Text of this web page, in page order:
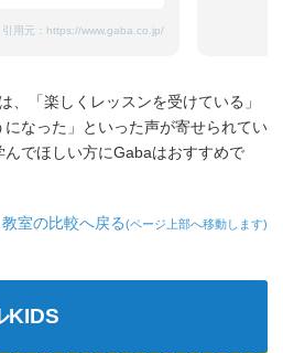
引用元： https://www.gaba.co.jp/
、「楽しくレッスンを受けている」
になった」といった声が寄せられてい
んでほしい方にGabaはおすすめで
室の比較へ戻る(ページ上部へ移動します)
KIDS